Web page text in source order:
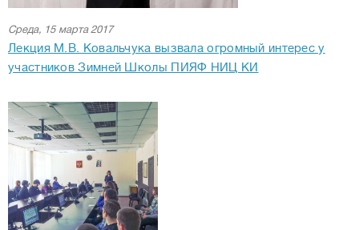
Среда, 15 марта 2017
Лекция М.В. Ковальчука вызвала огромный интерес у
участников Зимней Школы ПИЯФ НИЦ КИ